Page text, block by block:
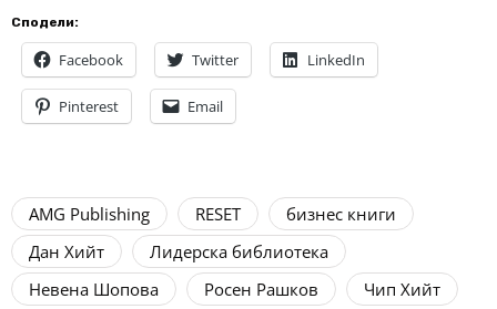
Сподели:
Facebook Twitter LinkedIn
Pinterest Email
AMG Publishing RESET
бизнес книги
Дан Хийт
Лидерска библиотека
Невена Шопова
Росен Рашков Чип Хийт